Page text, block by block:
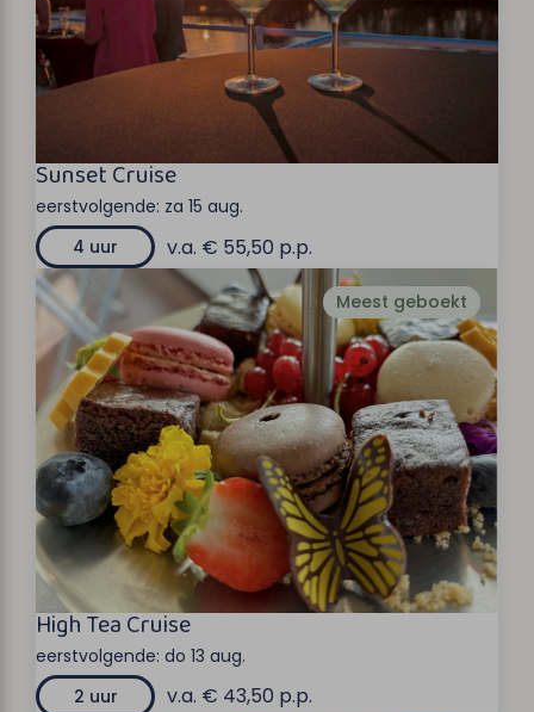
Sunset Cruise
eerstvolgende: za 15 aug.
4 uur
v.a. € 55,50 p.p.
Meest geboekt
High Tea Cruise
eerstvolgende: do 13 aug.
2 uur
v.a. € 43,50 p.p.